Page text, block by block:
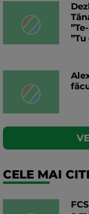
CELE MAI